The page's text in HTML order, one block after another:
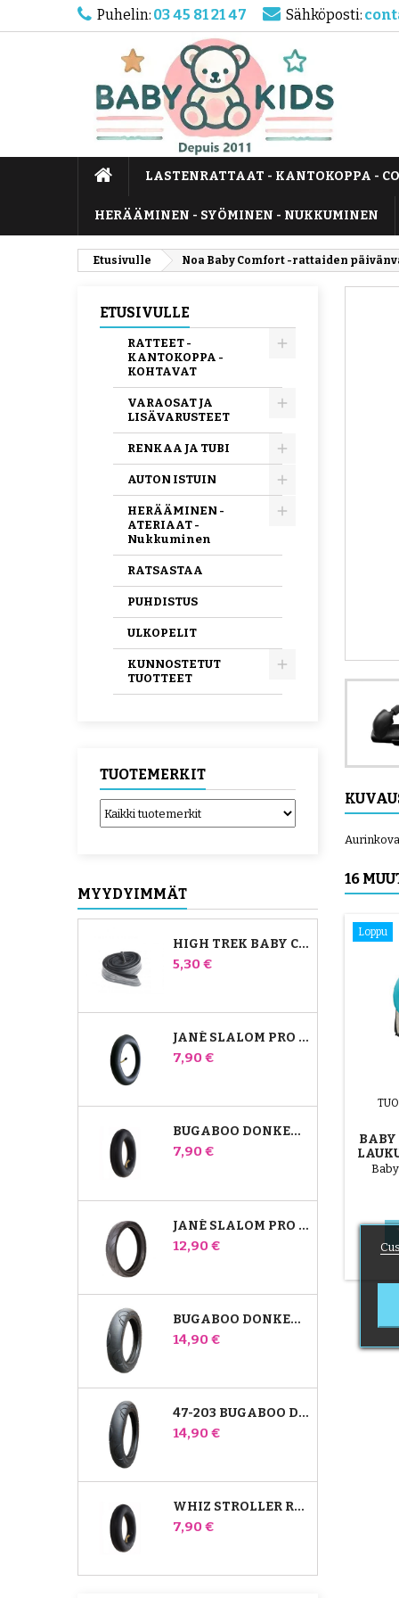
Puhelin: 03 45 81 21 47 Sähköposti:
LASTENRATTAAT - KANTOKOPPA -
HERÄÄMINEN - SYÖMINEN - NUKKUMINEN
Etusivulle Noa Baby Comfort -rattaiden
ETUSIVULLE
RATTEET -
KANTOKOPPA -
KOHTAVAT
VARAOSAT JA
LISÄVARUSTEET
RENKAA JA TUBI
AUTON ISTUIN
HERÄÄMINEN -
ATERIAAT -
Nukkuminen
RATSASTAA
PUHDISTUS
ULKOPELIT
KUNNOSTETUT
TUOTTEET
TUOTEMERKIT
MYYDYIMMÄT
HIGH TREK BABY COMFORT -SISÄPUTKI
Hinta
5,30 €
JANÉ SLALOM PRO JA POWERTWIN RATTAIDEN SISÄKUMI
Hinta
7,90 €
BUGABOO DONKEY RATTAIDEN ETUILMAKAMMIO
Hinta
7,90 €
JANÉ SLALOM PRO JA POWERTWIN STROLLER TIRE
Hinta
12,90 €
BUGABOO DONKEY 39X177 YHTEENSOPIVA LASTENRATTAIDEN RENGAS - ETUPYÖRÄÄN
Hinta
14,90 €
47-203 BUGABOO DONKEY -RATTAIDEN YHTEENSOPIVA RENGAS - TAKAPYÖRÄÄN
Hinta
14,90 €
WHIZ STROLLER REAR INNER TUBE RED CASTLE
Hinta
7,90 €
16
Loppu
BABY